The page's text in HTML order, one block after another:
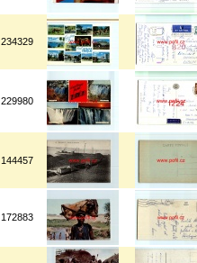
234329
229980
144457
172883